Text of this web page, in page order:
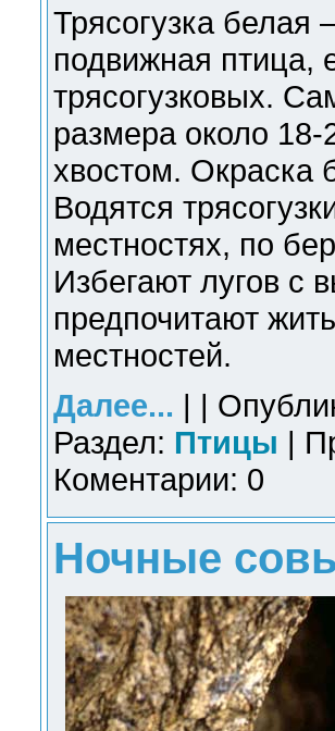
Трясогузка белая
подвижная птица,
трясогузковых.
размера около
хвостом. Окраска
Водятся
местностях, по
Избегают лугов с
предпочитают
местностей.
Далее... | |
Раздел: Птицы |
Коментарии: 0
Ночные